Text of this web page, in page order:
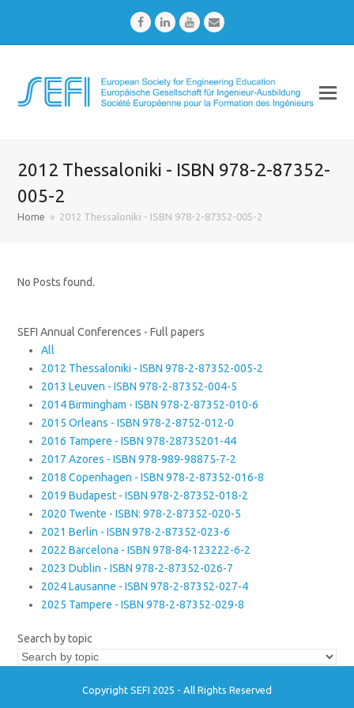
FacebookLinkedInYoutubeEmail
2012 Thessaloniki - ISBN 978-2-87352-
005-2
Home » 2012 Thessaloniki - ISBN 978-2-87352-005-2
No Posts found.
SEFI Annual Conferences - Full papers
All
2012 Thessaloniki - ISBN 978-2-87352-005-2
2013 Leuven - ISBN 978-2-87352-004-5
2014 Birmingham - ISBN 978-2-87352-010-6
2015 Orleans - ISBN 978-2-8752-012-0
2016 Tampere - ISBN 978-28735201-44
2017 Azores - ISBN 978-989-98875-7-2
2018 Copenhagen - ISBN 978-2-87352-016-8
2019 Budapest - ISBN 978-2-87352-018-2
2020 Twente - ISBN: 978-2-87352-020-5
2021 Berlin - ISBN 978-2-87352-023-6
2022 Barcelona - ISBN 978-84-123222-6-2
2023 Dublin - ISBN 978-2-87352-026-7
2024 Lausanne - ISBN 978-2-87352-027-4
2025 Tampere - ISBN 978-2-87352-029-8
Search by topic
Copyright SEFI 2025 - All Rights Reserved